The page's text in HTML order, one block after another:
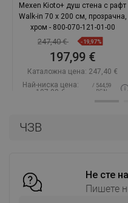
ЧЗВ
Не сте
Пишете
Mexen Kioto+ душ стена с рафт
Walk-in 70 x 200 см, прозрачна,
хром - 800-070-121-01-00
247,40 € -19,97%
197,99 €
Каталожна цена: 247,40 €
Най-ниска цена:
197,99 €
/ 544,59
BGN
Добави в количката